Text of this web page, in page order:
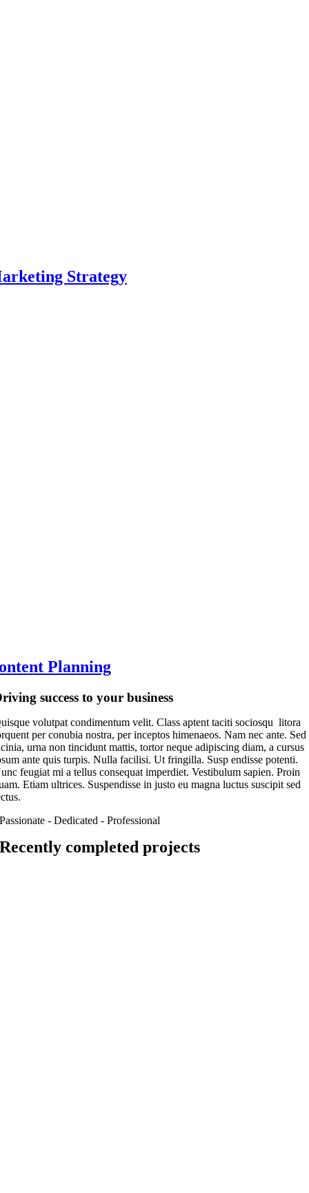
Strategy
Planning
success to your business
volutpat condimentum velit. Class aptent taciti sociosqu litora
per conubia nostra, per inceptos himenaeos. Nam nec ante. Sed
urna non tincidunt mattis, tortor neque adipiscing diam, a cursus
ante quis turpis. Nulla facilisi. Ut fringilla. Susp endisse potenti.
feugiat mi a tellus consequat imperdiet. Vestibulum sapien. Proin
Etiam ultrices. Suspendisse in justo eu magna luctus suscipit sed
Passionate - Dedicated - Professional
Recently completed projects